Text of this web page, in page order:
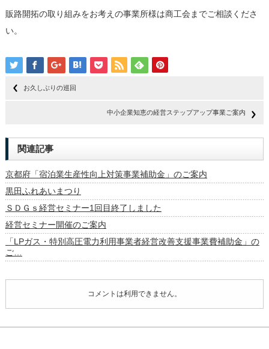
販路開拓の取り組みをお考えの事業所様は商工会までご相談くださ
い。
お久しぶりの巡回
中小企業知恵の経営ステップアップ事業ご案内
関連記事
京都府「宿泊業生産性向上対策事業補助金」のご案内
黒田ふれあいまつり
ＳＤＧｓ経営セミナー1回目終了しました
経営セミナー開催のご案内
「LPガス・特別高圧電力利用事業者経営改善支援事業費補助金」の
ご…
コメントは利用できません。